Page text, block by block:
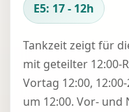
E5: 17 - 12h
Tankzeit zeigt für
mit geteilter 12:00-
Vortag 12:00,
um 12:00. Vor-